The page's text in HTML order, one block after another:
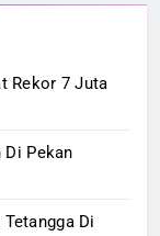
Rekor 7 Juta
Di Pekan
Di